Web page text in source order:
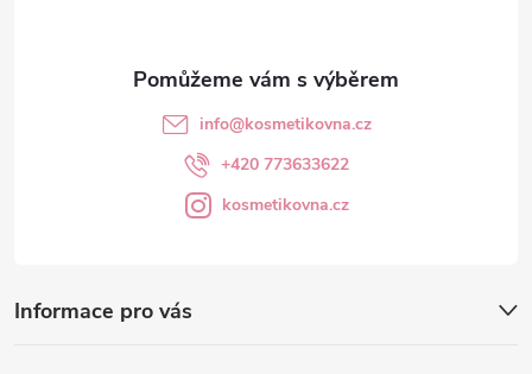
Informace pro vás
info@kosmetikovna.cz
+420 773633622
kosmetikovna.cz